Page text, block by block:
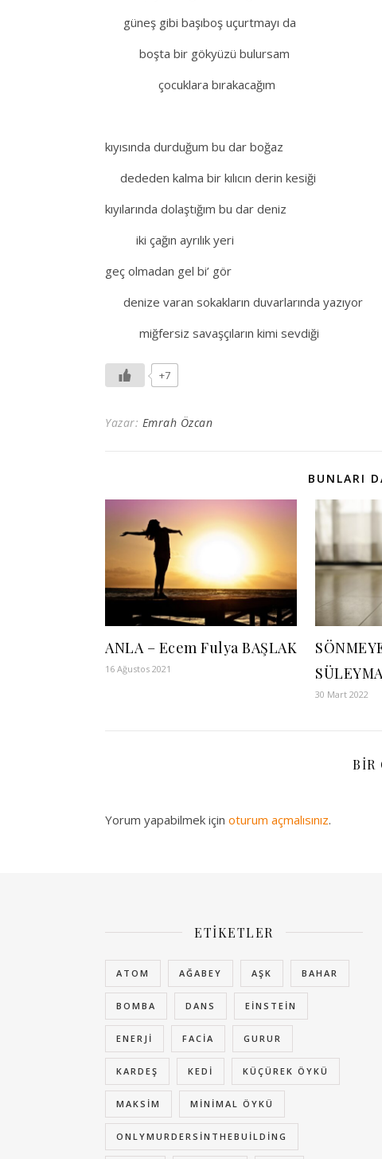
güneş gibi başıboş uçurtmayı da
boşta bir gökyüzü bulursam
çocuklara bırakacağım
kıyısında durduğum bu dar boğaz
dededen kalma bir kılıcın derin kesiği
kıyılarında dolaştığım bu dar deniz
iki çağın ayrılık yeri
geç olmadan gel bi’ gör
denize varan sokakların duvarlarında yazıyor
miğfersiz savaşçıların kimi sevdiği
+7
Yazar: Emrah Özcan
BUNLARI
ANLA – Ecem Fulya BAŞLAK
16 Ağustos 2021
30 Mart 2022
BIR
Yorum yapabilmek için oturum açmalısınız.
ETIKETLER
ATOM AĞABEY AŞK BAHAR
BOMBA DANS EINSTEIN
ENERJI FACIA GURUR
KARDEŞ KEDI KÜÇÜREK ÖYKÜ
MAKSIM MINIMAL ÖYKÜ
ONLYMURDERSINTHEBUILDING